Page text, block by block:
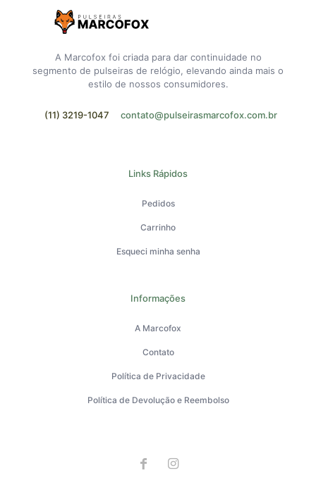
A Marcofox foi criada para dar continuidade no
segmento de pulseiras de relógio, elevando ainda mais o
estilo de nossos consumidores.
(11) 3219-1047 contato@pulseirasmarcofox.com.br
Links Rápidos
Pedidos
Carrinho
Esqueci minha senha
Informações
A Marcofox
Contato
Política de Privacidade
Política de Devolução e Reembolso